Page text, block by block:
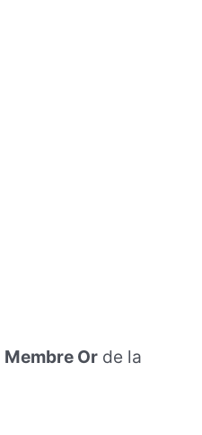
Membre Or de la